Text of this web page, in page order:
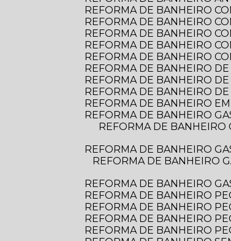
REFORMA DE BANHEIRO
REFORMA DE BANHEIRO
REFORMA DE BANHEIRO
REFORMA DE BANHEIRO
REFORMA DE BANHEIRO
REFORMA DE BANHEIRO
REFORMA DE BANHEIRO
REFORMA DE BANHEIRO
REFORMA DE BANHEIRO
REFORMA DE BANHEIRO
REFORMA DE BANHEIRO GASTANDO POUCO: DICAS PRÁTICAS PARA TRANSFORMAR O ESPAÇO SEM ESTOURAR O
REFORMA DE BANHEIRO
REFORMA DE BANHEIRO GASTANDO POUCO: DICAS PRÁTICAS PARA TRANSFORMAR SEU ESPAÇO SEM ESTOURAR O
REFORMA DE BANHEIRO
REFORMA DE BANHEIRO
REFORMA DE BANHEIRO
REFORMA DE BANHEIRO
REFORMA DE BANHEIRO